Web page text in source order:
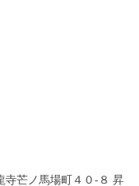
寺芒ノ馬場町４０-８ 昇